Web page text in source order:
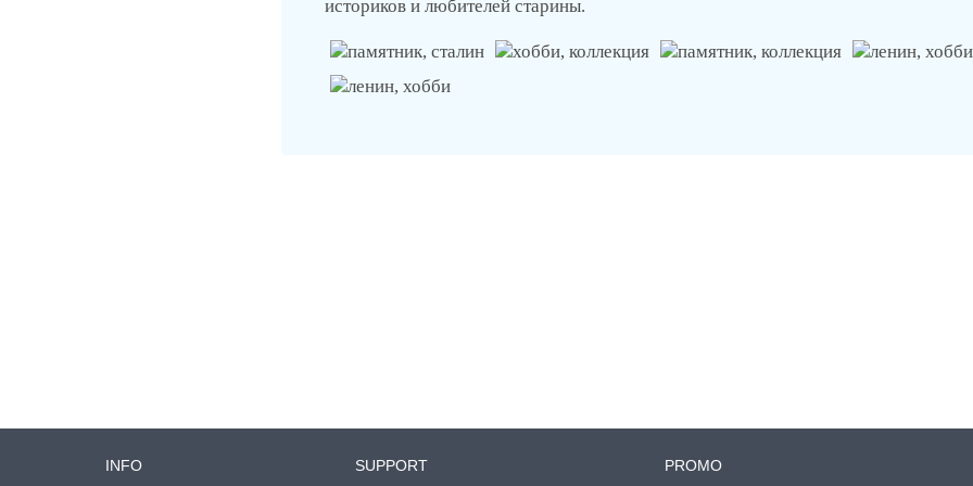
историков и любителей старины.
INFO SUPPORT PROMO